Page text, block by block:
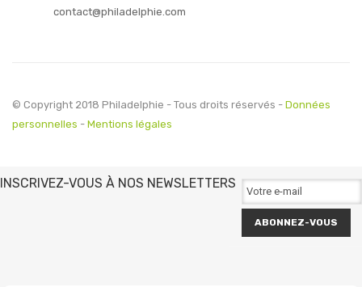
contact@philadelphie.com
© Copyright 2018 Philadelphie - Tous droits réservés - Données
personnelles - Mentions légales
INSCRIVEZ-VOUS À NOS NEWSLETTERS
ABONNEZ-VOUS